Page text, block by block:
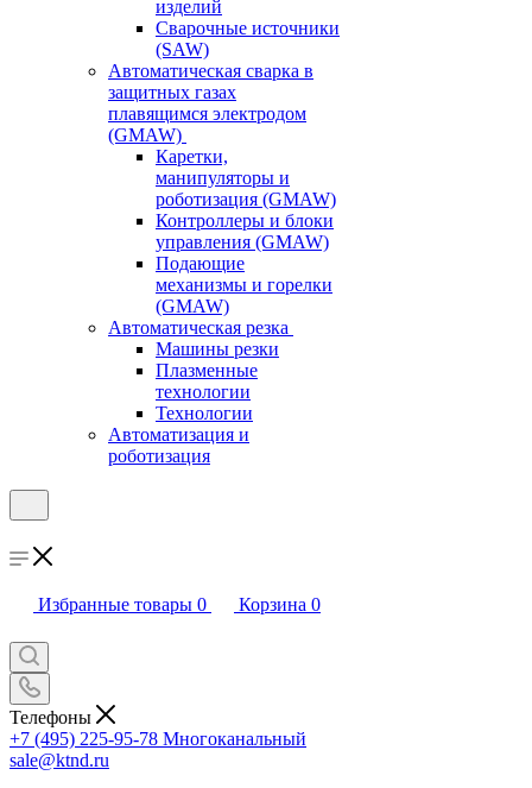
изделий
Сварочные источники
(SAW)
Автоматическая сварка в
защитных газах
плавящимся электродом
(GMAW)
Каретки,
манипуляторы и
роботизация (GMAW)
Контроллеры и блоки
управления (GMAW)
Подающие
механизмы и горелки
(GMAW)
Автоматическая резка
Машины резки
Плазменные
технологии
Технологии
Автоматизация и
роботизация
Избранные товары 0 Корзина 0
Телефоны
+7 (495) 225-95-78 Многоканальный
sale@ktnd.ru